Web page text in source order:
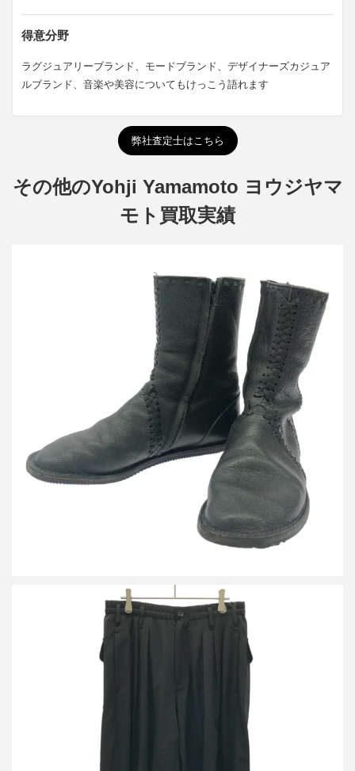
得意分野
ラグジュアリーブランド、モードブランド、デザイナーズカジュア
ルブランド、音楽や美容についてもけっこう語れます
弊社査定士はこちら
その他のYohji Yamamoto ヨウジヤマ
モト買取実績
ヨウジヤマモト ファム ブレイドデザインレザーブーツ
詳しく見る
ヨウジヤマモト ファム 21AW ウールギャバジンサルエルパンツ